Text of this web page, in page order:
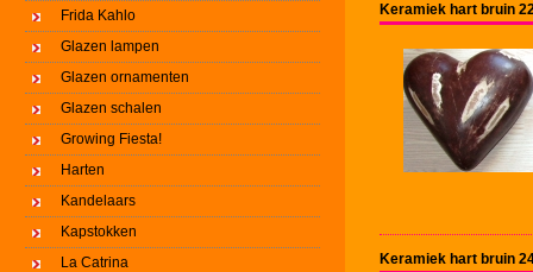
Frida Kahlo
Glazen lampen
Glazen ornamenten
Glazen schalen
Growing Fiesta!
Harten
Kandelaars
Kapstokken
La Catrina
Keramiek hart bruin
Keramiek hart bruin